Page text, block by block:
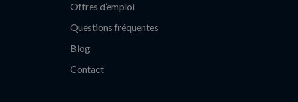
Offres d’emploi
Questions fréquentes
Blog
Contact